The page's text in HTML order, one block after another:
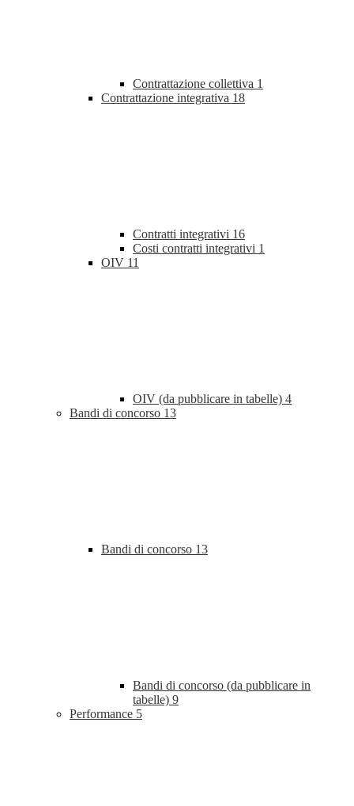
Contrattazione collettiva 1
Contrattazione integrativa 18
Contratti integrativi 16
Costi contratti integrativi 1
OIV 11
OIV (da pubblicare in tabelle) 4
Bandi di concorso 13
Bandi di concorso 13
Bandi di concorso (da pubblicare in
tabelle) 9
Performance 5